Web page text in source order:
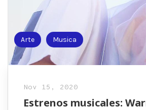
Arte Musica
Nov 15, 2020
Estrenos musicales: